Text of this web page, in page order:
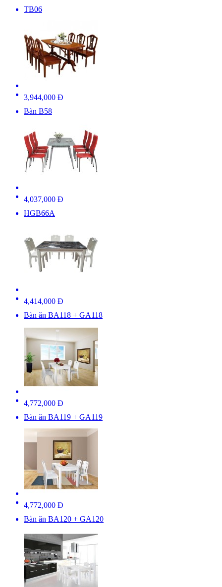
TB06
3,944,000 Đ
Bàn B58
4,037,000 Đ
HGB66A
4,414,000 Đ
Bàn ăn BA118 + GA118
4,772,000 Đ
Bàn ăn BA119 + GA119
4,772,000 Đ
Bàn ăn BA120 + GA120